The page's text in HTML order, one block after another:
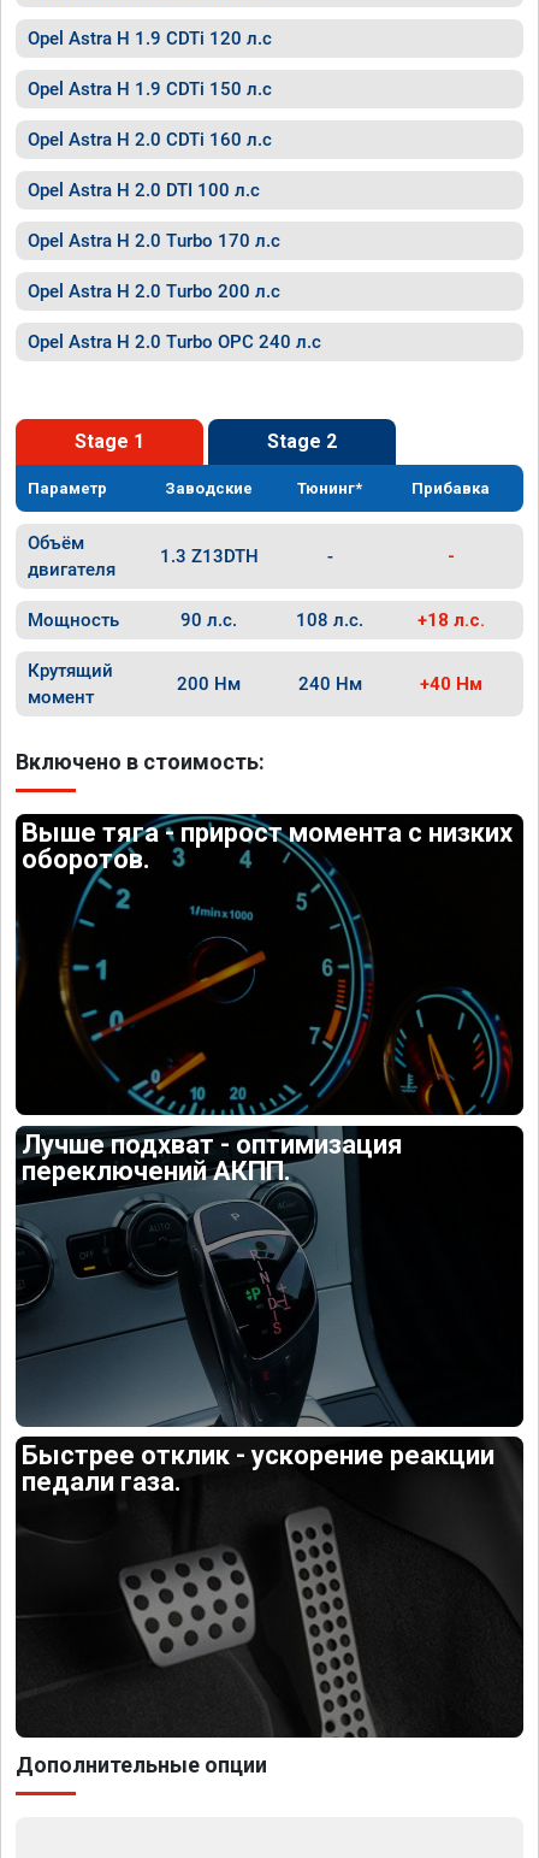
Opel Astra H 1.9 CDTi 120 л.с
Opel Astra H 1.9 CDTi 150 л.с
Opel Astra H 2.0 CDTi 160 л.с
Opel Astra H 2.0 DTI 100 л.с
Opel Astra H 2.0 Turbo 170 л.с
Opel Astra H 2.0 Turbo 200 л.с
Opel Astra H 2.0 Turbo OPC 240 л.с
Stage 1 Stage 2
Параметр Заводские Тюнинг* Прибавка
Объём
двигателя
1.3 Z13DTH - -
Мощность 90 л.с. 108 л.с. +18 л.с.
Крутящий
момент
200 Нм 240 Нм +40 Нм
Включено в стоимость:
Выше тяга - прирост момента с низких
оборотов.
Лучше подхват - оптимизация
переключений АКПП.
Быстрее отклик - ускорение реакции
педали газа.
Дополнительные опции